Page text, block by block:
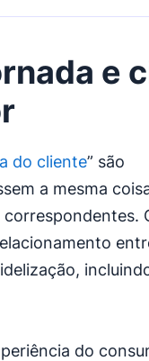
e
do cliente” são
a mesma
do